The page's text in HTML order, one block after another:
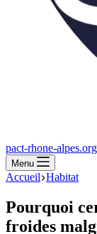
pact-rhone-alpes.org
Menu
Accueil Habitat
Pourquoi
froides